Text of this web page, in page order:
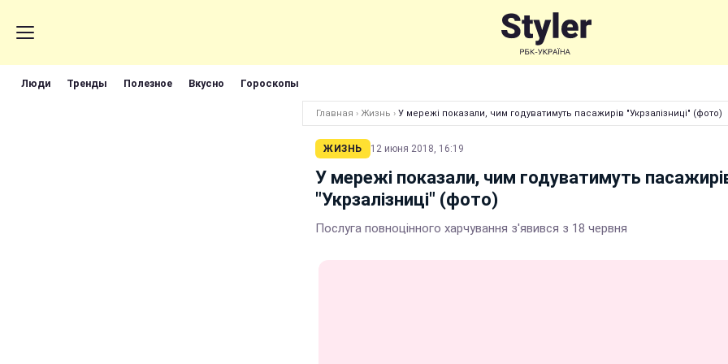
Люди Тренды Полезное Вкусно Гороскопы
Главная › Жизнь › У мережі показали, чим годуватимуть пасажирів "Укрзалізниці" (фото)
ЖИЗНЬ 12 июня 2018, 16:19
У мережі показали, чим годуватимуть
"Укрзалізниці" (фото)
Послуга повноцінного харчування з'явився з 18 червня